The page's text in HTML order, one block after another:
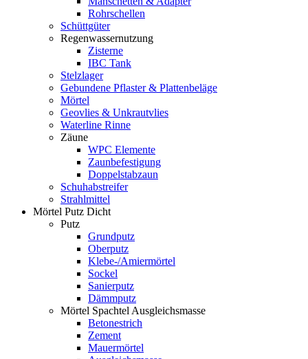
Rohrschellen
Schüttgüter
Regenwassernutzung
Zisterne
IBC Tank
Stelzlager
Gebundene Pflaster & Plattenbeläge
Mörtel
Geovlies & Unkrautvlies
Waterline Rinne
Zäune
WPC Elemente
Zaunbefestigung
Doppelstabzaun
Schuhabstreifer
Strahlmittel
Mörtel Putz Dicht
Putz
Grundputz
Oberputz
Klebe-/Amiermörtel
Sockel
Sanierputz
Dämmputz
Mörtel Spachtel Ausgleichsmasse
Betonestrich
Zement
Mauermörtel